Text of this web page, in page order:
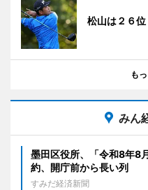
松山は２６
も
みん
墨田区役所、「令和8年
約、開庁前から長い列
すみだ経済新聞